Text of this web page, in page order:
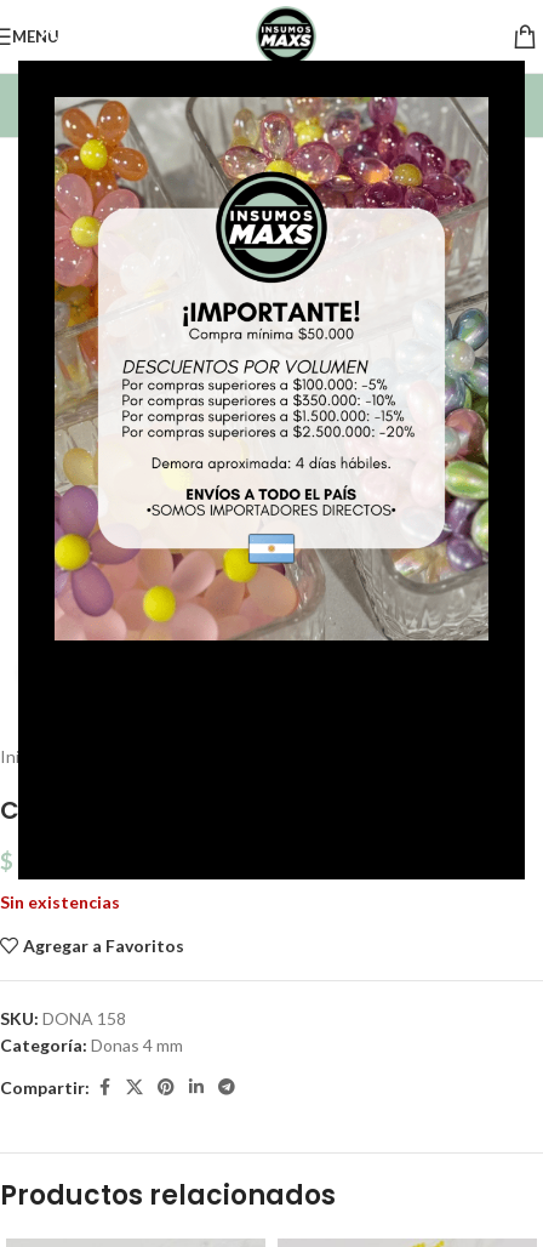
MENU
BUSCAR PRODUCTOS
*
Inicio
CRISTAL DE ROCA 4 MM DONA X 1 TIRA.
$
Sin existencias
Agregar a Favoritos
SKU: DONA 158
Categoría: Donas 4 mm
Compartir:
Productos relacionados